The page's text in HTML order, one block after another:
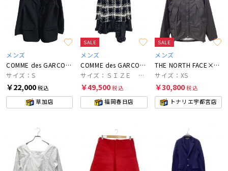
メンズ
COMME des GARCONS HOMME
サイズ：S
￥22,000税込
草加店
SALE
メンズ
COMME des GARCONS HOMME PLUS
サイズ：ＳＩＺＥ ＸＳ
￥49,500税込
福岡春日店
SALE
メンズ
THE NORTH FACE×JUNYA WATANABE COMME des GARCONS
サイズ：XS
￥30,800税込
トナリエ宇都宮店